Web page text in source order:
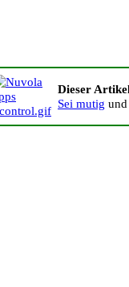
Dieser
Sei mutig und